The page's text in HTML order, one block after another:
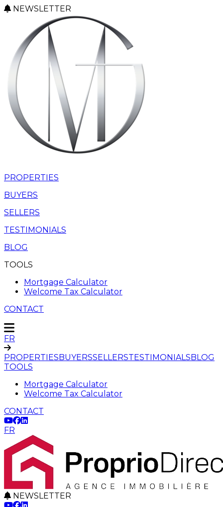
NEWSLETTER
PROPERTIES
BUYERS
SELLERS
TESTIMONIALS
BLOG
TOOLS
Mortgage Calculator
Welcome Tax Calculator
CONTACT
FR
PROPERTIESBUYERSSELLERSTESTIMONIALSBLOG
TOOLS
Mortgage Calculator
Welcome Tax Calculator
CONTACT
FR
NEWSLETTER